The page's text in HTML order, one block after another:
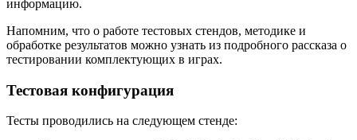
информацию.
Напомним, что о работе тестовых стендов, методике и
обработке результатов можно узнать из подробного рассказа о
тестировании комплектующих в играх.
Тестовая конфигурация
Тесты проводились на следующем стенде: